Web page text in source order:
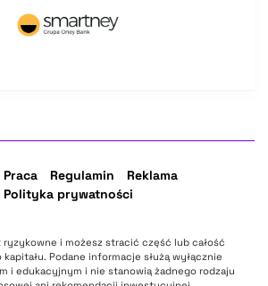
Praca Regulamin
Reklama
Polityka prywatności
i możesz stracić część lub całość
Podane informacje służą wyłącznie
i edukacyjnym i nie stanowią żadnego rodzaju